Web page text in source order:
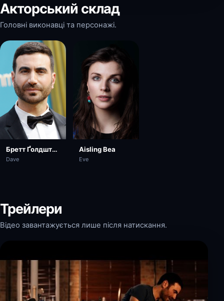
Акторський склад
Головні виконавці та персонажі.
Бретт Ґолдштейн
Dave
Aisling Bea
Eve
Трейлери
Відео завантажується лише після натискання.